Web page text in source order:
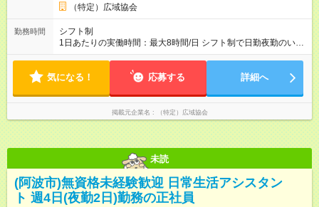
（特定）広域協会
勤務時間
シフト制
1日あたりの実働時間：最大8時間/日 シフト制で日勤夜勤のいず
れにも入っていただきます 週3日勤務 (週に夜勤2回) 就業時間
8:00(実働8時間+待機休憩6時間) ※適宜勤務時間の変動あ
気になる！ 応募する 詳細へ
掲載元企業名 （特定）広域協会
未読
(阿波市)無資格未経験歓迎 日常生活アシスタン
ト 週4日(夜勤2日)勤務の正社員